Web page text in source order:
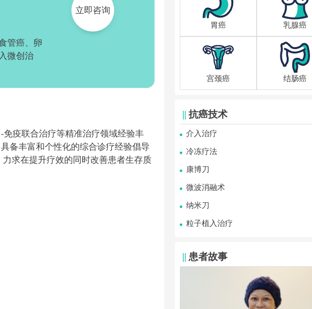
胃癌 乳腺癌
宫颈癌 结肠癌
|| 抗癌技术
介入治疗
冷冻疗法
康博刀
微波消融术
纳米刀
粒子植入治疗
|| 患者故事
管癌、卵
微创治
立即咨询
疫联合治疗等精准治疗领域经验丰
备丰富和个性化的综合诊疗经验倡导
求在提升疗效的同时改善患者生存质